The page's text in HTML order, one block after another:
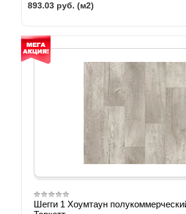
893.03 руб. (м2)
Шегги 1 Хоумтаун